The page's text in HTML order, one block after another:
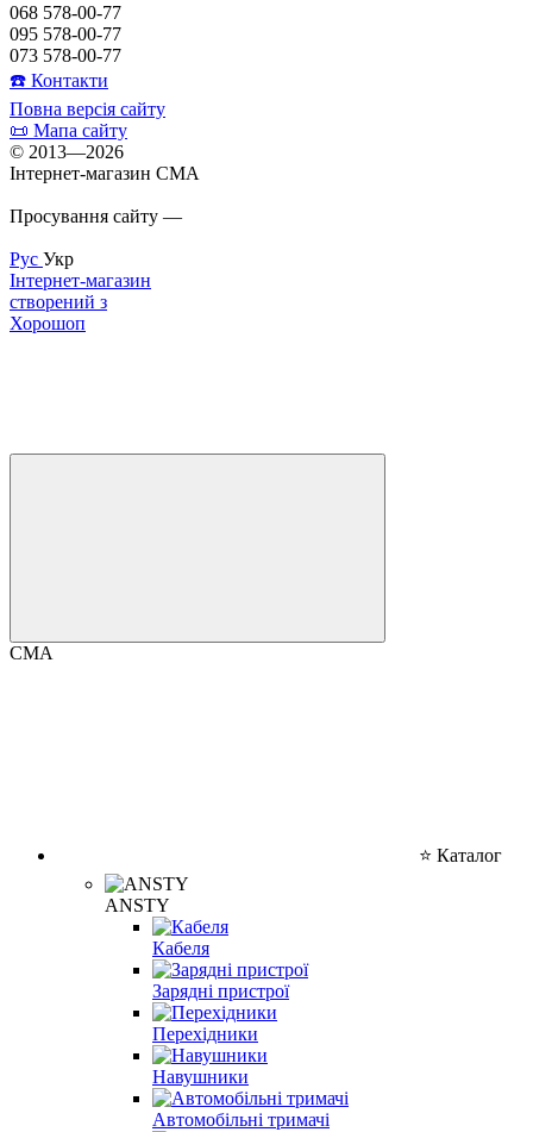
068 578-00-77
095 578-00-77
073 578-00-77
☎️ Контакти
Повна версія сайту
📜 Мапа сайту
© 2013—2026
Інтернет-магазин CMA
Просування сайту —
Рус Укр
Інтернет-магазин
створений з
Хорошоп
CMA
⭐ Каталог
ANSTY
Кабеля
Зарядні пристрої
Перехідники
Навушники
Автомобільні тримачі